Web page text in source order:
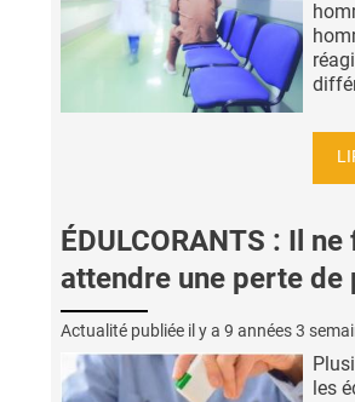
ÉDULCORANTS : Il
attendre une perte de
Actualité publiée il y a 9 années 3
les